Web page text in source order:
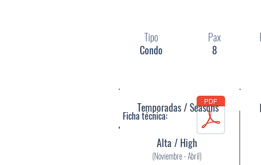
Tipo
Condo
Pax
8
Ficha técnica:
Temporadas / Seasons
Alta / High
(Noviembre - Abril)